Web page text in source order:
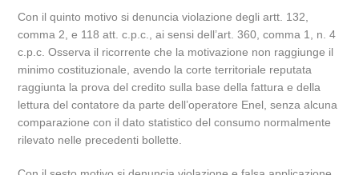
Con il quinto motivo si denuncia violazione degli artt. 132,
comma 2, e 118 att. c.p.c., ai sensi dell’art. 360, comma 1, n. 4
c.p.c. Osserva il ricorrente che la motivazione non raggiunge il
minimo costituzionale, avendo la corte territoriale reputata
raggiunta la prova del credito sulla base della fattura e della
lettura del contatore da parte dell’operatore Enel, senza alcuna
comparazione con il dato statistico del consumo normalmente
rilevato nelle precedenti bollette.